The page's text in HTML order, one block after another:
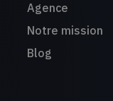
Agence
Notre mission
Blog